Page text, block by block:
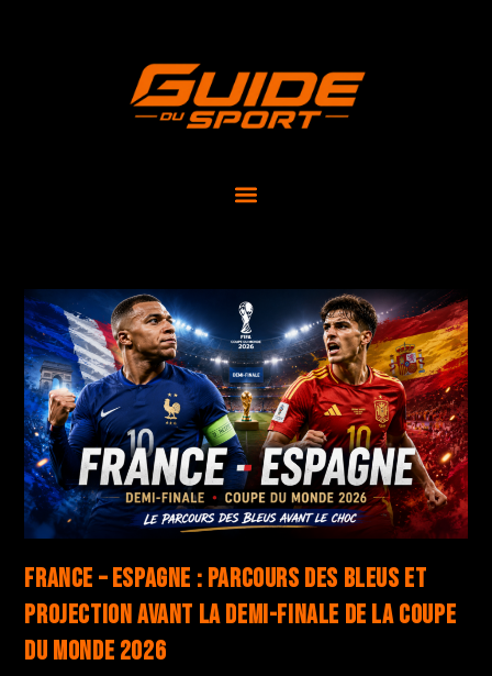
France – Espagne : parcours des Bleus et
projection avant la demi-finale de la Coupe
du monde 2026